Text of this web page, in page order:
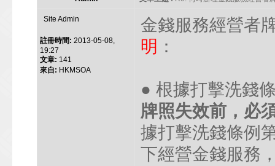
Site Admin
註冊時間: 2013-05-08,
19:27
文章: 141
來自: HKMSOA
金錢服務經營者
明 ：
● 根據打擊洗錢
牌照失效前，必
據打擊洗錢條例
下經營金錢服務